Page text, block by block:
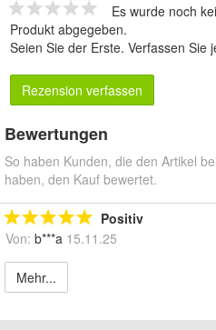
Es wurde noch
Produkt abgegeben.
Seien Sie der Erste. Verfassen Sie
Rezension verfassen
Bewertungen
So haben Kunden, die den Artikel
haben, den Kauf bewertet.
Positiv
Von: b***a 15.11.25
Mehr...